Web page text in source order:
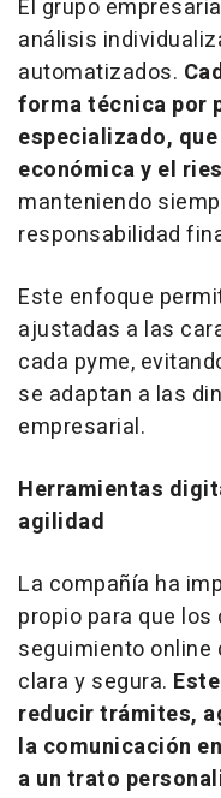
El grupo
análisis
automatizados.
forma técnica por
especializado,
económica y el
manteniendo
responsabilidad
Este enfoque
ajustadas a las
cada pyme,
se adaptan a las
empresarial.
Herramientas
agilidad
La compañía ha
propio para que
seguimiento online
clara y segura.
reducir trámites,
la comunicación
a un trato